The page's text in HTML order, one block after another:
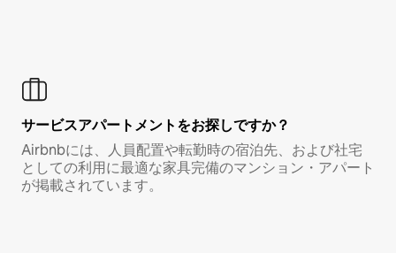
サービスアパートメントをお探しですか？
Airbnbには、人員配置や転勤時の宿泊先、および社宅
としての利用に最適な家具完備のマンション・アパート
が掲載されています。